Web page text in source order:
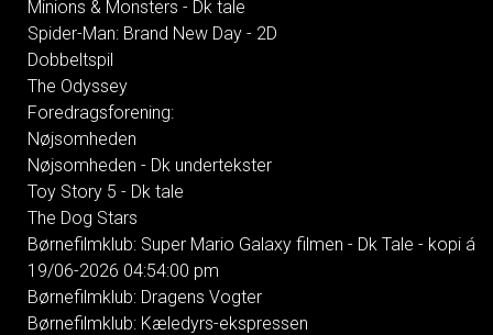
Minions & Monsters - Dk tale
Spider-Man: Brand New Day - 2D
Dobbeltspil
The Odyssey
Foredragsforening:
Nøjsomheden
Nøjsomheden - Dk undertekster
Toy Story 5 - Dk tale
The Dog Stars
Børnefilmklub: Super Mario Galaxy filmen - Dk Tale - kopi á
19/06-2026 04:54:00 pm
Børnefilmklub: Dragens Vogter
Børnefilmklub: Kæledyrs-ekspressen